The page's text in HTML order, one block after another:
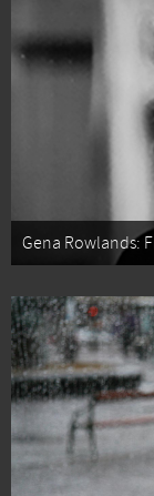
Gena Rowlands: